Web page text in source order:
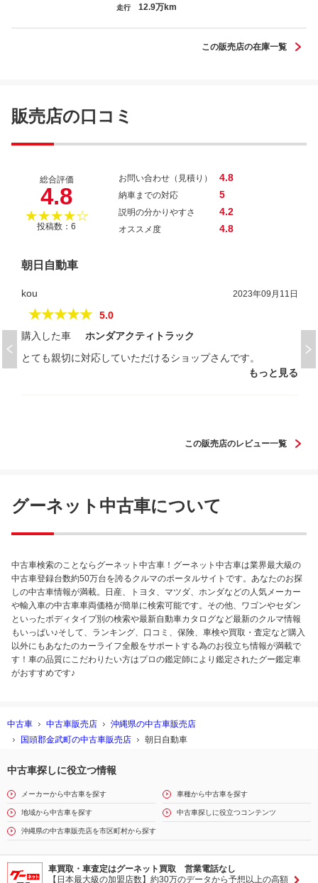
ワゴンＲ
走行 12.9万km
この販売店の在庫一覧
販売店の口コミ
総合評価
4.8
★★★★☆
投稿数：6
お問い合わせ（見積り） 4.8
納車までの対応 5
説明の分かりやすさ 4.2
オススメ度 4.8
朝日自動車
kou 2023年09月11日
★★★★★
5.0
購入した車
ホンダアクティトラック
とても親切に対応していただけるショップさんです。
もっと見る
この販売店のレビュー一覧
グーネット中古車について
中古車検索のことならグーネット中古車！グーネット中古車は業界最大級の
中古車登録台数約50万台を誇るクルマのポータルサイトです。あなたのお探
しの中古車情報が満載。日産、トヨタ、マツダ、ホンダなどの人気メーカー
や輸入車の中古車車両価格が簡単に検索可能です。その他、ワゴンやセダン
といったボディタイプ別の検索や最新自動車カタログなど最新のクルマ情報
もいっぱい♪そして、ランキング、口コミ、保険、車検や買取・査定など購入
以外にもあなたのカーライフ全般をサポートする為のお役立ち情報が満載で
す！車の品質にこだわりたい方はプロの鑑定師により鑑定されたグー鑑定車
がおすすめです♪
中古車 中古車販売店
沖縄県の中古車販売店
国頭郡金武町の中古車販売店
朝日自動車
中古車探しに役立つ情報
メーカーから中古車を探す 車種から中古車を探す
地域から中古車を探す 中古車探しに役立つコンテンツ
沖縄県の中古車販売店を市区町村から探す
車買取・車査定はグーネット買取 営業電話なし
【日本最大級の加盟店数】約30万のデータから予想以上の高額